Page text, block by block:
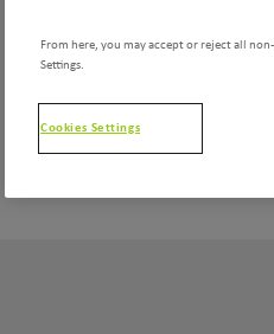
reproductoras
From here, you may accept or reject all
Settings.
Cookies Settings